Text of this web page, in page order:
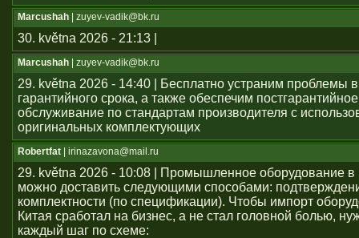
Marcushah | zuyev-vadik@bk.ru
30. května 2026 - 21:13 |
Marcushah | zuyev-vadik@bk.ru
29. května 2026 - 14:40 | Бесплатно устраним проблемы
гарантийного срока, а также обеспечим постгарантийное
обслуживание по стандартам производителя с
оригинальных комплектующих
Robertfat | irinazavona@mail.ru
29. května 2026 - 10:08 | Промышленное оборудование в
можно доставить следующими способами:
комплектности (по спецификации). Чтобы импорт
Китая сработал на бизнес, а не стал головной болью,
каждый шаг по схеме: